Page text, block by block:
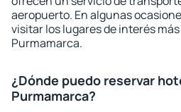
aeropuerto. En algunas
visitar los lugares de interés
Purmamarca.
¿Dónde puedo reservar
Purmamarca?